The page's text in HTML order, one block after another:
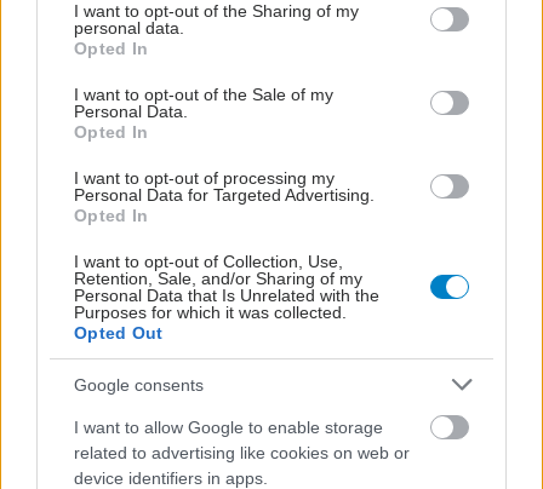
not limited to your visit or usage behaviour. You may click to
grant or deny consent to Google and its third-party tags to
use your data for below specified purposes in below Google
consent section.
I want to opt-out of the Sharing of my
personal data.
Opted In
I want to opt-out of the Sale of my
Personal Data.
Opted In
I want to opt-out of processing my
Personal Data for Targeted Advertising.
Opted In
I want to opt-out of Collection, Use,
Retention, Sale, and/or Sharing of my
Personal Data that Is Unrelated with the
Purposes for which it was collected.
Opted Out
Google consents
I want to allow Google to enable storage
related to advertising like cookies on web or
device identifiers in apps.
ΣΗΜΕΡΑ ΣΤΟ IATRONET.GR